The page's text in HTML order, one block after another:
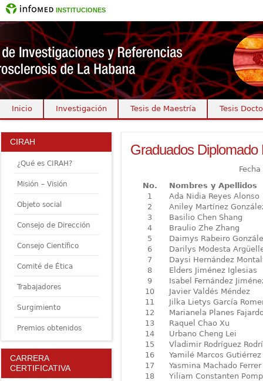
INSTITUCIONES
Inicio Investigación Tesis de Maestría Tesis
Graduados Diplomado
No.
Nombres y Apellidos
1
Ada Nidia Reyes Alonso
2
Aniley Martínez
3
Basilio Chen Shang
4
Braulio Zhe Zhang
5
Daimys Rabeiro
6
Darilys Modesta
7
Daysi Hernández
8
Elders Jiménez Iglesias
9
Isabel Fernández
10
Javier Valdés Méndez
11
Jilka Lietys García
12
Marianela Planes
13
Raquel Chao Xu
14
Urbano Cheng Lei
15
Vladimir Rodríguez
16
Yamilé Marcos Gutiérrez
17
Yasmina Machado Ferrer
18
Yiliam Constanten
CIRAH
¿Qué es CIRAH?
Misión – Visión
Objeto social
Consejo de Dirección
Consejo Científico
Comité de Ética
Trabajadores
Surgimiento
Premios obtenidos
CARRERA
CERTIFICATIVA